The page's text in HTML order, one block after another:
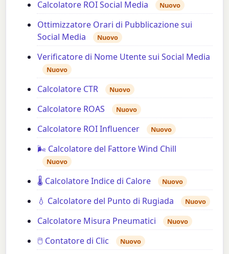
Calcolatore ROI Social Media Nuovo
Ottimizzatore Orari di Pubblicazione sui
Social Media
Nuovo
Verificatore di Nome Utente sui Social Media
Nuovo
Calcolatore CTR Nuovo
Calcolatore ROAS Nuovo
Calcolatore ROI Influencer Nuovo
🌬️ Calcolatore del Fattore Wind Chill
Nuovo
🌡️ Calcolatore Indice di Calore Nuovo
💧 Calcolatore del Punto di Rugiada Nuovo
Calcolatore Misura Pneumatici Nuovo
🖱️ Contatore di Clic Nuovo